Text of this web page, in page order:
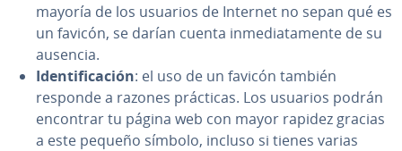
mayoría de los usuarios de Internet no sepan qué es
un favicón, se darían cuenta in­me­dia­ta­me­n­te de su
ausencia.
Ide­n­ti­fi­ca­ción: el uso de un favicón también
responde a razones prácticas. Los usuarios podrán
encontrar tu página web con mayor rapidez gracias
a este pequeño símbolo, incluso si tienes varias